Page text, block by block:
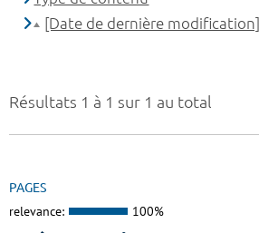
Résultats 1 à 1 sur 1 au total
PAGES
relevance: 100%
[Date de dernière modification]